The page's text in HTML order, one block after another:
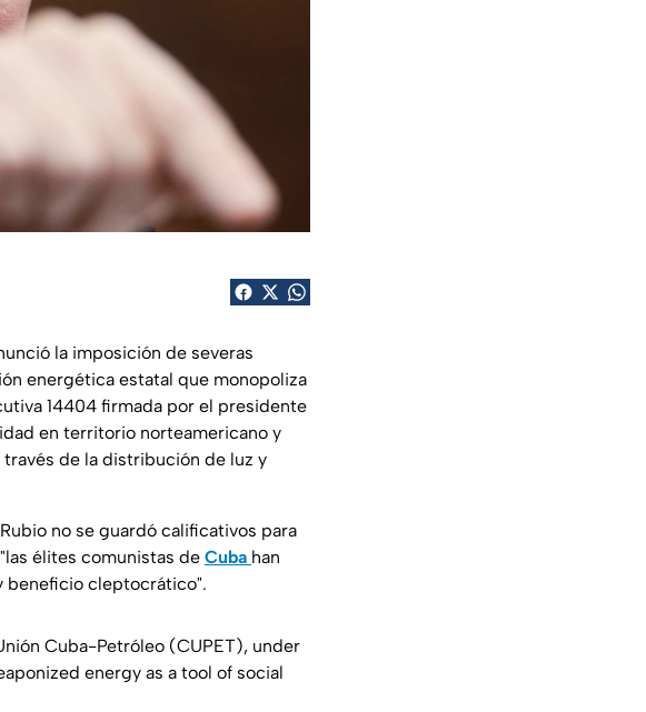
la imposición de severas
energética estatal que monopoliza
14404 firmada por el presidente
en territorio norteamericano y
de la distribución de luz y
no se guardó calificativos para
"las élites comunistas de Cuba han
beneficio cleptocrático".
Cuba-Petróleo (CUPET), under
energy as a tool of social